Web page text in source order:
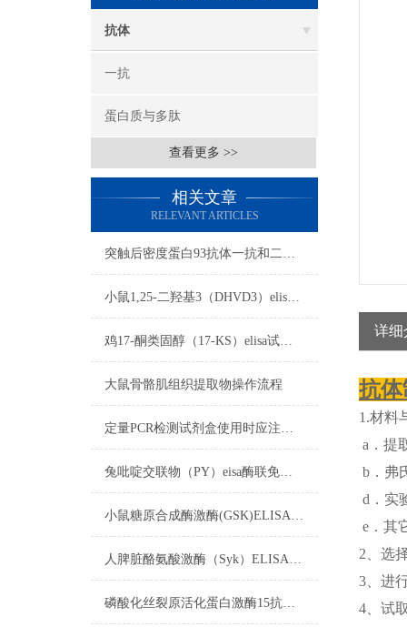
抗体
一抗
蛋白质与多肽
查看更多 >>
相关文章
RELEVANT ARTICLES
突触后密度蛋白93抗体一抗和二抗的区别
小鼠1,25-二羟基3（DHVD3）elisa试剂盒注意事项
鸡17-酮类固醇（17-KS）elisa试剂盒操作步骤
大鼠骨骼肌组织提取物操作流程
定量PCR检测试剂盒使用时应注意以下方面
兔吡啶交联物（PY）eisa酶联免疫试剂盒实验禁忌
小鼠糖原合成酶激酶(GSK)ELISA试剂盒标本的采集与保存
人脾脏酪氨酸激酶（Syk）ELISA免费代测试剂盒​标本要求
磷酸化丝裂原活化蛋白激酶15抗体​制备过程
详细
抗
1.材料
a．提
b．弗
d．实
e．其
2、选
3、进
4、试